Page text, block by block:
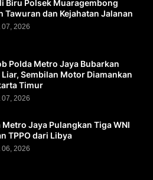
Biru Polsek Muaragembong
Tawuran dan Kejahatan Jalanan
07, 2026
Polda Metro Jaya Bubarkan
Liar, Sembilan Motor Diamankan
Timur
07, 2026
Metro Jaya Pulangkan Tiga WNI
TPPO dari Libya
06, 2026